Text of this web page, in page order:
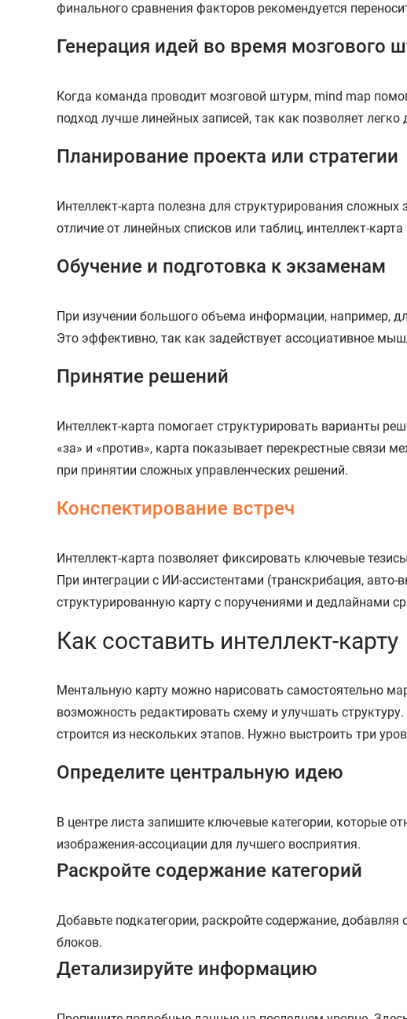
финального сравнения факторов рекомендуется
Генерация идей во время мозгового
Когда команда проводит мозговой штурм, mind map
подход лучше линейных записей, так как позволяет
Планирование проекта или стратегии
Интеллект-карта полезна для структурирования
отличие от линейных списков или таблиц, интеллект-
Обучение и подготовка к экзаменам
При изучении большого объема информации, например,
Это эффективно, так как задействует ассоциативное
Принятие решений
Интеллект-карта помогает структурировать варианты
«за» и «против», карта показывает перекрестные связи
при принятии сложных управленческих решений.
Конспектирование встреч
Интеллект-карта позволяет фиксировать ключевые
При интеграции с ИИ-ассистентами (транскрибация,
структурированную карту с поручениями и дедлайнами
Как составить интеллект-карту
Ментальную карту можно нарисовать самостоятельно
возможность редактировать схему и улучшать
строится из нескольких этапов. Нужно выстроить три
Определите центральную идею
В центре листа запишите ключевые категории, которые
изображения-ассоциации для лучшего восприятия.
Раскройте содержание категорий
Добавьте подкатегории, раскройте содержание,
блоков.
Детализируйте информацию